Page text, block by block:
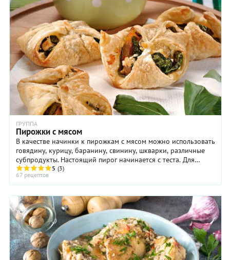
ГРУППА
Пирожки с мясом
В качестве начинки к пирожкам с мясом можно использовать
говядину, курицу, баранину, свинину, шкварки, различные
субпродукты. Настоящий пирог начинается с теста. Для
приготовления пирожков используют ...
5 (3)
67 рецептов